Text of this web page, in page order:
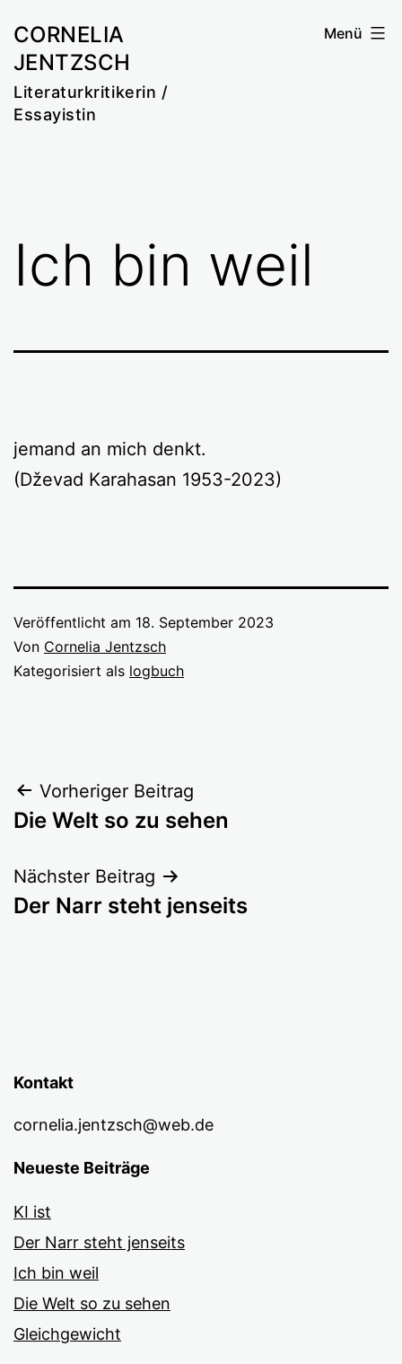
Inhalt
springen
CORNELIA
JENTZSCH
Literaturkritikerin /
Essayistin
Menü
Ich bin weil
jemand an mich denkt.
(Dževad Karahasan 1953-2023)
Veröffentlicht am 18. September 2023
Von Cornelia Jentzsch
Kategorisiert als logbuch
Beitragsnavigation
Vorheriger Beitrag
Die Welt so zu sehen
Nächster Beitrag
Der Narr steht jenseits
Kontakt
cornelia.jentzsch@web.de
Neueste Beiträge
KI ist
Der Narr steht jenseits
Ich bin weil
Die Welt so zu sehen
Gleichgewicht